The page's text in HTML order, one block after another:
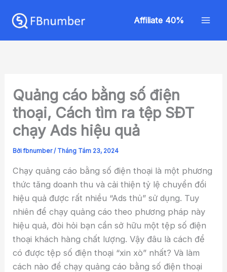
Affiliate 40%
Quảng cáo bằng số điện
thoại, Cách tìm ra tệp SĐT
chạy Ads hiệu quả
Bởifbnumber/ Tháng Tám 23, 2024
Chạy quảng cáo bằng số điện thoại là một phương
thức tăng doanh thu và cải thiện tỷ lệ chuyển đổi
hiệu quả được rất nhiều “Ads thủ” sử dụng. Tuy
nhiên để chạy quảng cáo theo phương pháp này
hiệu quả, đòi hỏi bạn cần sở hữu một tệp số điện
thoại khách hàng chất lượng. Vậy đâu là cách để
có được tệp số điện thoại “xin xò” nhất? Và làm
cách nào để chạy quảng cáo bằng số điện thoại